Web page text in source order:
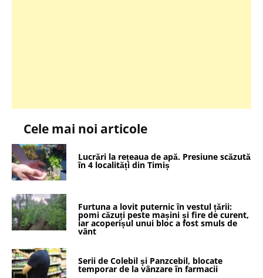
Cele mai noi articole
Lucrări la rețeaua de apă. Presiune scăzută
în 4 localități din Timiș
Furtuna a lovit puternic în vestul țării:
pomi căzuți peste mașini și fire de curent,
iar acoperișul unui bloc a fost smuls de
vânt
Serii de Colebil și Panzcebil, blocate
temporar de la vânzare în farmacii